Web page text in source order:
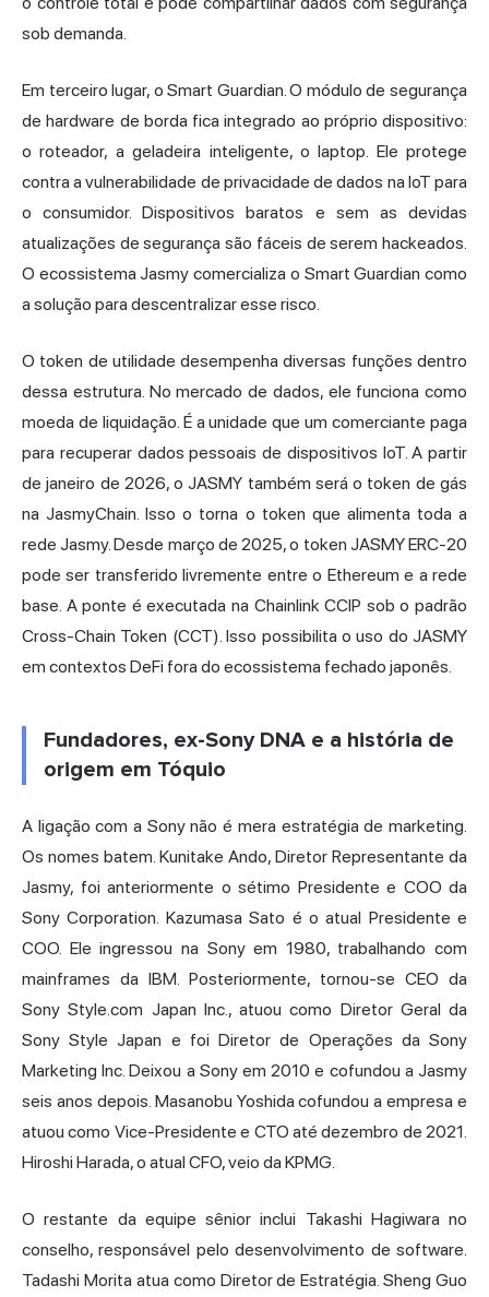
sob demanda.
Em terceiro lugar, o Smart Guardian. O módulo de segurança
de hardware de borda fica integrado ao próprio dispositivo:
o roteador, a geladeira inteligente, o laptop. Ele protege
contra a vulnerabilidade de privacidade de dados na IoT para
o consumidor. Dispositivos baratos e sem as devidas
atualizações de segurança são fáceis de serem hackeados.
O ecossistema Jasmy comercializa o Smart Guardian como
a solução para descentralizar esse risco.
O token de utilidade desempenha diversas funções dentro
dessa estrutura. No mercado de dados, ele funciona como
moeda de liquidação. É a unidade que um comerciante paga
para recuperar dados pessoais de dispositivos IoT. A partir
de janeiro de 2026, o JASMY também será o token de gás
na JasmyChain. Isso o torna o token que alimenta toda a
rede Jasmy. Desde março de 2025, o token JASMY ERC-20
pode ser transferido livremente entre o Ethereum e a rede
base. A ponte é executada na ChainlinkCCIP sob o padrão
Cross-Chain Token (CCT). Isso possibilita o uso do JASMY
em contextos DeFi fora do ecossistema fechado japonês.
Fundadores, ex-Sony DNA e a história de
origem em Tóquio
A ligação com a Sony não é mera estratégia de marketing.
Os nomes batem. Kunitake Ando, Diretor Representante da
Jasmy, foi anteriormente o sétimo Presidente e COO da
Sony Corporation. Kazumasa Sato é o atual Presidente e
COO. Ele ingressou na Sony em 1980, trabalhando com
mainframes da IBM. Posteriormente, tornou-se CEO da
Sony Style.com Japan Inc., atuou como Diretor Geral da
Sony Style Japan e foi Diretor de Operações da Sony
Marketing Inc. Deixou a Sony em 2010 e cofundou a Jasmy
seis anos depois. Masanobu Yoshida cofundou a empresa e
atuou como Vice-Presidente e CTO até dezembro de 2021.
Hiroshi Harada, o atual CFO, veio da KPMG.
O restante da equipe sênior inclui Takashi Hagiwara no
conselho, responsável pelo desenvolvimento de software.
Tadashi Morita atua como Diretor de Estratégia. Sheng Guo